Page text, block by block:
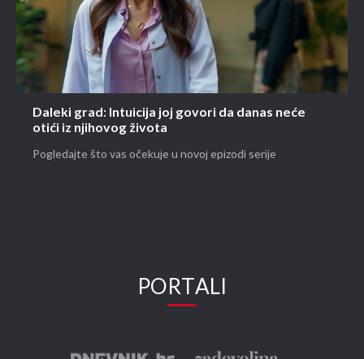
Daleki grad: Intuicija joj govori da danas neće
otići iz njihovog života
Pogledajte što vas očekuje u novoj epizodi serije
PORTALI